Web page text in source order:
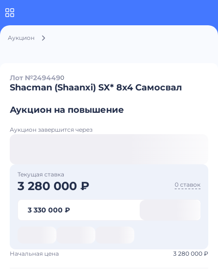
Аукцион
Лот №2494490
Shacman (Shaanxi) SX* 8x4 Самосвал
Аукцион на повышение
Аукцион завершится через
Текущая ставка
3 280 000 ₽ 0 ставок
3 330 000 ₽
Начальная цена 3 280 000 ₽